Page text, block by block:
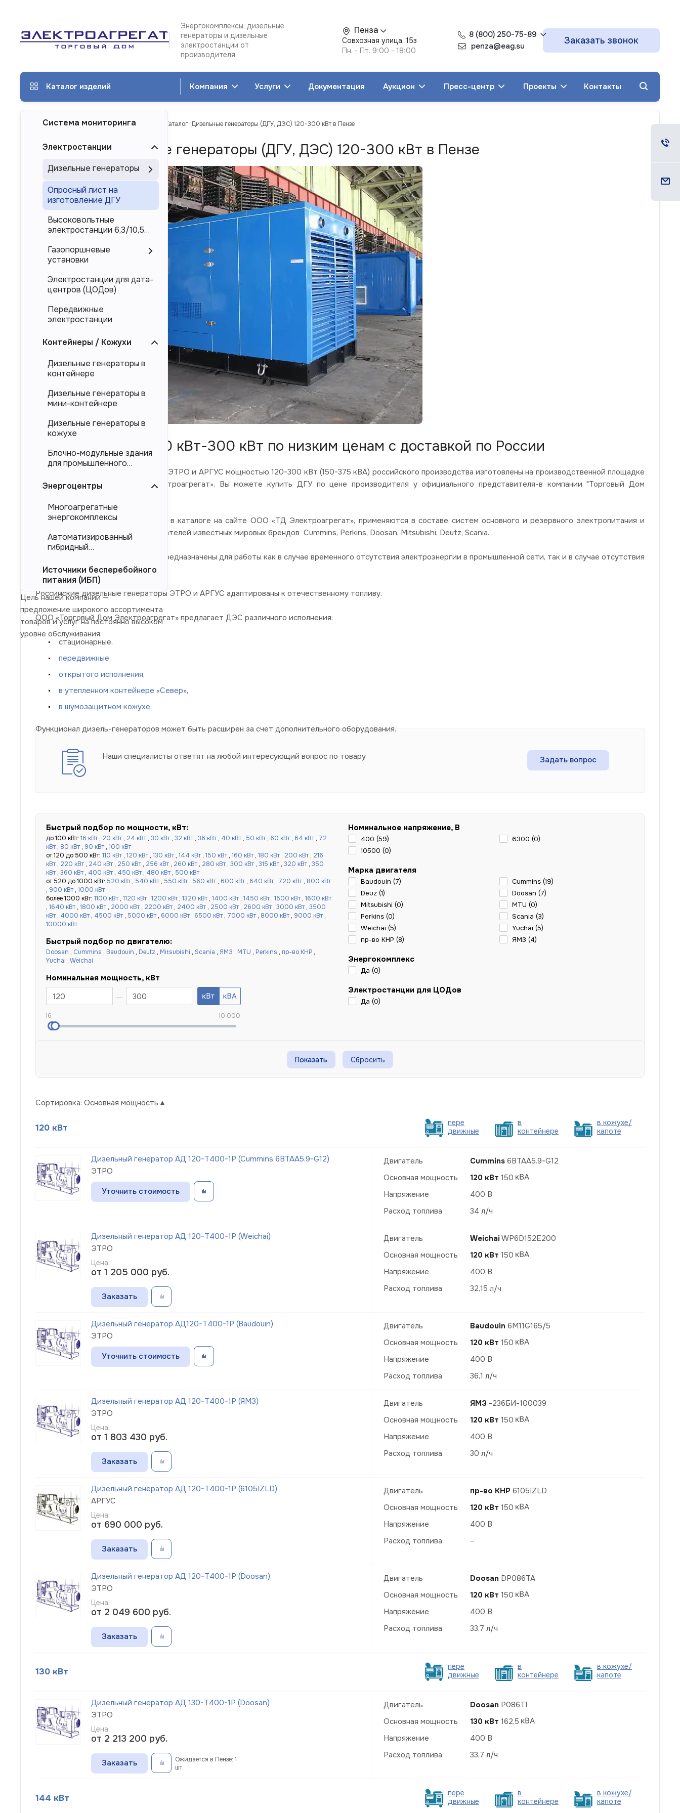
Энергокомплексы, дизельные
генераторы и дизельные
электростанции от
производителя
Пенза
Совхозная улица, 15з
Пн. - Пт. 9:00 - 18:00
8 (800) 250-75-89
penza@eag.su
Заказать звонок
Каталог изделий Компания Услуги Документация Аукцион Пресс-центр Проекты Контакты
ТД Электроагрегат Каталог изделий Каталог. Дизельные генераторы (ДГУ, ДЭС) 120-300 кВт в Пензе
Каталог. Дизельные генераторы (ДГУ, ДЭС) 120-300 кВт в Пензе
ДГУ мощностью 120 кВт-300 кВт по низким ценам с доставкой по России
Дизельные электростанции серии ЭТРО и АРГУС мощностью 120-300 кВт (150-375 кВА) российского производства изготовлены на производственной площадке
новосибирского завода АО «Электроагрегат». Вы можете купить ДГУ по цене производителя у официального представителя-в компании "Торговый Дом
Электроагрегаты, представленные в каталоге на сайте ООО «ТД Электроагрегат», применяются в составе систем основного и резервного электропитания и
выполнены на базе дизельных двигателей известных мировых брендов Cummins, Perkins, Doosan, Mitsubishi, Deutz, Scania.
Представленные в каталоге ДЭС предназначены для работы как в случае временного отсутствия электроэнергии в промышленной сети, так и в случае отсутствия
магистральных электросетей.
Российские дизельные генераторы ЭТРО и АРГУС адаптированы к отечественному топливу.
ООО «Торговый Дом Электроагрегат» предлагает ДЭС различного исполнения:
стационарные,
передвижные,
открытого исполнения,
в утепленном контейнере «Север»,
в шумозащитном кожухе.
Функционал дизель-генераторов может быть расширен за счет дополнительного оборудования.
Наши специалисты ответят на любой интересующий вопрос по товару Задать вопрос
Быстрый подбор по мощности, кВт:
до 100 кВт: 16 кВт , 20 кВт , 24 кВт , 30 кВт , 32 кВт , 36 кВт , 40 кВт , 50 кВт , 60 кВт , 64 кВт , 72
кВт , 80 кВт , 90 кВт , 100 кВт
от 120 до 500 кВт: 110 кВт , 120 кВт , 130 кВт , 144 кВт , 150 кВт , 160 кВт , 180 кВт , 200 кВт , 216
кВт , 220 кВт , 240 кВт , 250 кВт , 256 кВт , 260 кВт , 280 кВт , 300 кВт , 315 кВт , 320 кВт , 350
кВт , 360 кВт , 400 кВт , 450 кВт , 480 кВт , 500 кВт
от 520 до 1000 кВт: 520 кВт , 540 кВт , 550 кВт , 560 кВт , 600 кВт , 640 кВт , 720 кВт , 800 кВт
, 900 кВт , 1000 кВт
более 1000 кВт: 1100 кВт , 1120 кВт , 1200 кВт , 1320 кВт , 1400 кВт , 1450 кВт , 1500 кВт , 1600 кВт
, 1640 кВт , 1800 кВт , 2000 кВт , 2200 кВт , 2400 кВт , 2500 кВт , 2600 кВт , 3000 кВт , 3500
кВт , 4000 кВт , 4500 кВт , 5000 кВт , 6000 кВт , 6500 кВт , 7000 кВт , 8000 кВт , 9000 кВт ,
10000 кВт
Быстрый подбор по двигателю:
Doosan , Cummins , Baudouin , Deutz , Mitsubishi , Scania , ЯМЗ , MTU , Perkins , пр-во КНР ,
Yuchai ,Weichai
Номинальная мощность, кВт
16 10 000
Номинальное напряжение, В
400 (59) 6300 (0)
10500 (0)
Марка двигателя
Baudouin (7) Cummins (19)
Deuz (1) Doosan (7)
Mitsubishi (0) MTU (0)
Perkins (0) Scania (3)
Weichai (5) Yuchai (5)
пр-во КНР (8) ЯМЗ (4)
Энергокомплекс
Да (0)
Электростанции для ЦОДов
Да (0)
Сбросить
Сортировка: Основная мощность
120 кВт
пере
движные
в
контейнере
в кожухе/
капоте
Дизельный генератор АД 120-Т400-1Р (Cummins 6BTAA5.9-G12)
ЭТРО
Уточнить стоимость
Двигатель Cummins 6BTAA5.9-G12
Основная мощность
120 кВт 150
Напряжение
400 В
Расход топлива
34 л/ч
Дизельный генератор АД 120-Т400-1Р (Weichai)
ЭТРО
Цена:
от 1 205 000 руб.
Заказать
Двигатель Weichai WP6D152E200
Основная мощность
120 кВт 150
Напряжение
400 В
Расход топлива
32,15 л/ч
Дизельный генератор АД120-Т400-1Р (Baudouin)
ЭТРО
Уточнить стоимость
Двигатель Baudouin 6M11G165/5
Основная мощность
120 кВт 150
Напряжение
400 В
Расход топлива
36,1 л/ч
Дизельный генератор АД 120-Т400-1Р (ЯМЗ)
ЭТРО
Цена:
от 1 803 430 руб.
Заказать
Двигатель ЯМЗ -236БИ-100039
Основная мощность
120 кВт 150
Напряжение
400 В
Расход топлива
30 л/ч
Дизельный генератор АД 120-Т400-1Р (6105IZLD)
АРГУС
Цена:
от 690 000 руб.
Заказать
Двигатель пр-во КНР 6105IZLD
Основная мощность
120 кВт 150
Напряжение
400 В
Расход топлива
–
Дизельный генератор АД 120-Т400-1Р (Doosan)
ЭТРО
Цена:
от 2 049 600 руб.
Заказать
Двигатель Doosan DP086TA
Основная мощность
120 кВт 150
Напряжение
400 В
Расход топлива
33,7 л/ч
130 кВт
пере
движные
в
контейнере
в кожухе/
капоте
Дизельный генератор АД 130-Т400-1Р (Doosan)
ЭТРО
Цена:
от 2 213 200 руб.
Заказать
Ожидается в Пензе: 1
шт.
Двигатель Doosan P086TI
Основная мощность
130 кВт 162,5
Напряжение
400 В
Расход топлива
33,7 л/ч
144 кВт
пере
движные
в
контейнере
в кожухе/
капоте
Система мониторинга
Электростанции
Дизельные генераторы
Опросный лист на
изготовление ДГУ
Высоковольтные
электростанции 6,3/10,5
Газопоршневые
установки
Электростанции для дата-
центров (ЦОДов)
Передвижные
электростанции
Контейнеры / Кожухи
Дизельные генераторы в
контейнере
Дизельные генераторы в
мини-контейнере
Дизельные генераторы в
кожухе
Блочно-модульные здания
для промышленного
оборудования (БМЗ)
Энергоцентры
Многоагрегатные
энергокомплексы
Автоматизированный
гибридный
Источники бесперебойного
питания (ИБП)
Цель нашей компании —
предложение широкого ассортимента
товаров и услуг на постоянно высоком
уровне обслуживания.